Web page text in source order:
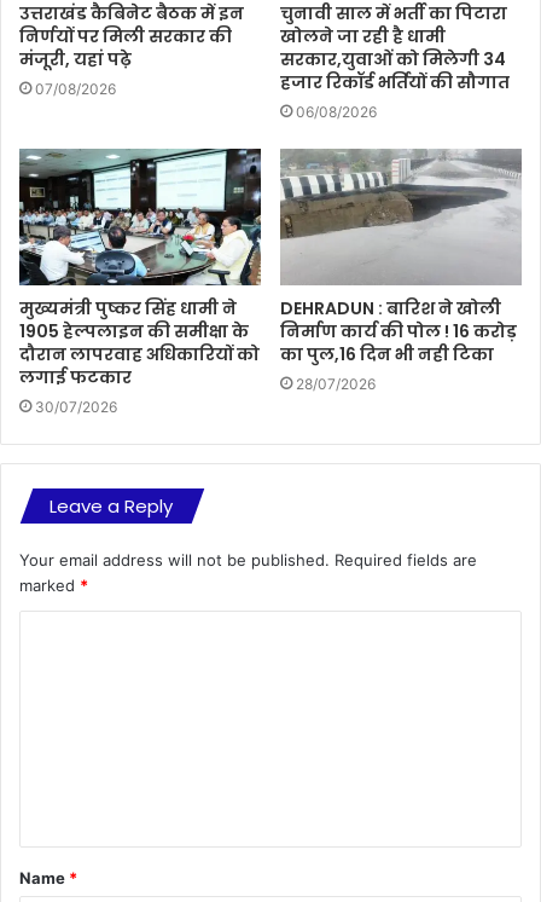
उत्तराखंड कैबिनेट बैठक में इन
निर्णयों पर मिली सरकार की
मंजूरी, यहां पढ़े
07/08/2026
चुनावी साल में भर्ती का पिटारा
खोलने जा रही है धामी
सरकार,युवाओं को मिलेगी 34
हजार रिकॉर्ड भर्तियों की सौगात
06/08/2026
मुख्यमंत्री पुष्कर सिंह धामी ने
1905 हेल्पलाइन की समीक्षा के
दौरान लापरवाह अधिकारियों को
लगाई फटकार
30/07/2026
DEHRADUN : बारिश ने खोली
निर्माण कार्य की पोल ! 16 करोड़
का पुल,16 दिन भी नही टिका
28/07/2026
Leave a Reply
Your email address will not be published. Required fields are
marked *
t
*
Name *